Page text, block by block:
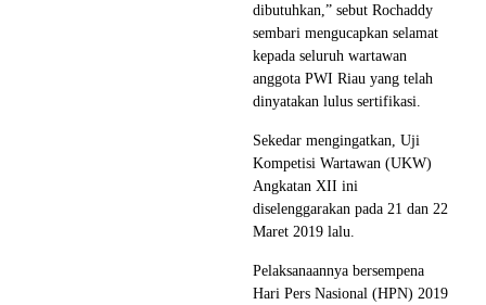
dibutuhkan,” sebut Rochaddy
sembari mengucapkan selamat
kepada seluruh wartawan
anggota PWI Riau yang telah
dinyatakan lulus sertifikasi.
Sekedar mengingatkan, Uji
Kompetisi Wartawan (UKW)
Angkatan XII ini
diselenggarakan pada 21 dan 22
Maret 2019 lalu.
Pelaksanaannya bersempena
Hari Pers Nasional (HPN) 2019